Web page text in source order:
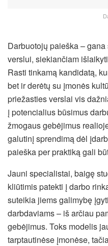
Darbuotojų paieška –
verslui, siekiančiam
Rasti tinkamą kandidatą,
bet ir derėtų su įmonės
priežasties verslai vis
į potencialius būsimus
žmogaus gebėjimus
galutinį sprendimą dėl
paieška per praktiką gali
Jauni specialistai, baigę
kliūtimis patekti į darbo
suteikia jiems galimybę
darbdaviams – iš arčiau
gebėjimus. Toks modelis
tarptautinėse įmonėse,